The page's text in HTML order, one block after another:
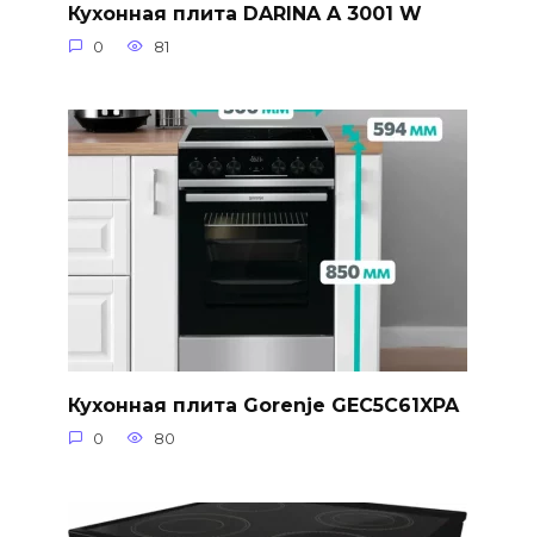
Кухонная плита DARINA A 3001 W
0 81
Кухонная плита Gorenje GEC5C61XPA
0 80